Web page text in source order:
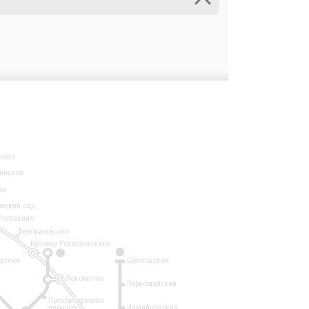
1
Локомотив
сад
Белокаменная
Щёлковская
Первомайская
Измайловская
Бульвар Рокоссовского
Преображенская